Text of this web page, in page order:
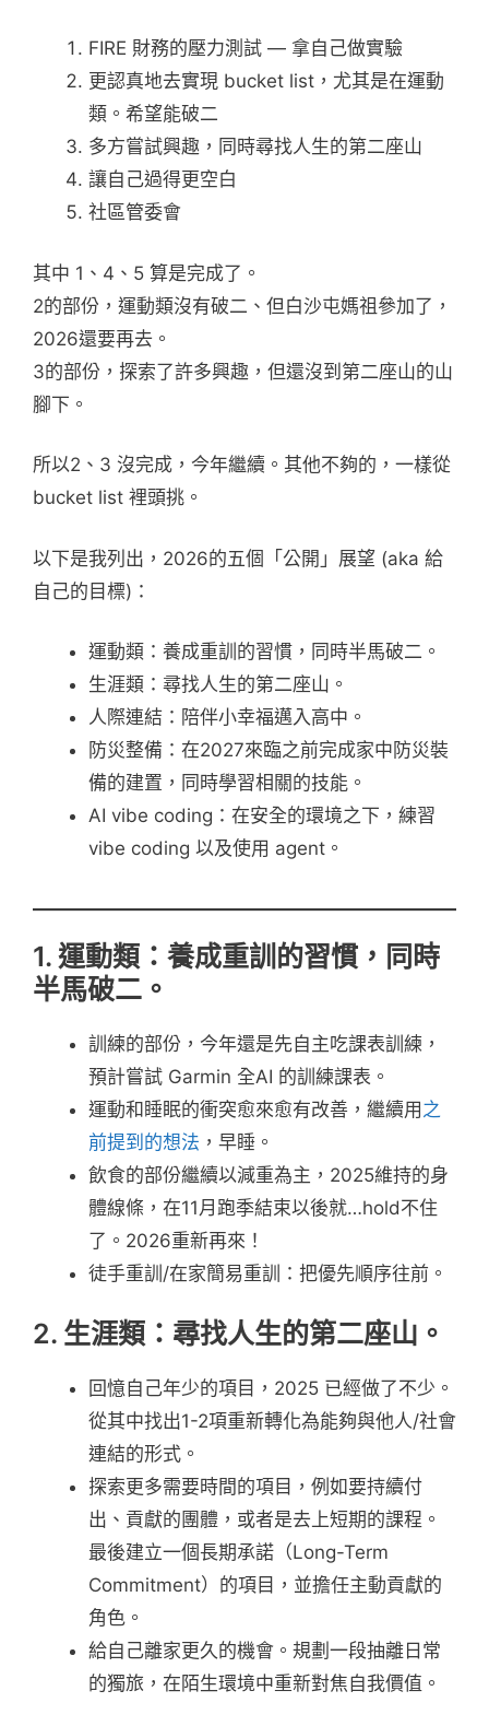
FIRE 財務的壓力測試 — 拿自己做實驗
更認真地去實現 bucket list，尤其是在運動
類。希望能破二
多方嘗試興趣，同時尋找人生的第二座山
讓自己過得更空白
社區管委會
其中 1、4、5 算是完成了。
2的部份，運動類沒有破二、但白沙屯媽祖參加了，
2026還要再去。
3的部份，探索了許多興趣，但還沒到第二座山的山
腳下。
所以2、3 沒完成，今年繼續。其他不夠的，一樣從
bucket list 裡頭挑。
以下是我列出，2026的五個「公開」展望 (aka 給
自己的目標)：
運動類：養成重訓的習慣，同時半馬破二。
生涯類：尋找人生的第二座山。
人際連結：陪伴小幸福邁入高中。
防災整備：在2027來臨之前完成家中防災裝
備的建置，同時學習相關的技能。
AI vibe coding：在安全的環境之下，練習
vibe coding 以及使用 agent。
1. 運動類：養成重訓的習慣，同時
半馬破二。
訓練的部份，今年還是先自主吃課表訓練，
預計嘗試 Garmin 全AI 的訓練課表。
運動和睡眠的衝突愈來愈有改善，繼續用之
前提到的想法 ，早睡。
飲食的部份繼續以減重為主，2025維持的身
體線條，在11月跑季結束以後就…hold不住
了。2026重新再來！
徒手重訓/在家簡易重訓：把優先順序往前。
2. 生涯類：尋找人生的第二座山。
回憶自己年少的項目，2025 已經做了不少。
從其中找出1-2項重新轉化為能夠與他人/社會
連結的形式。
探索更多需要時間的項目，例如要持續付
出、貢獻的團體，或者是去上短期的課程。
最後建立一個長期承諾（Long-Term
Commitment）的項目，並擔任主動貢獻的
角色。
給自己離家更久的機會。規劃一段抽離日常
的獨旅，在陌生環境中重新對焦自我價值。